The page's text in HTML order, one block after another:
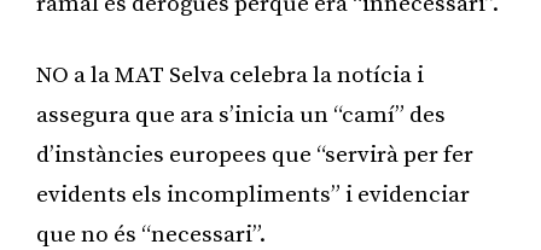
NO a la MAT Selva celebra la notícia i
assegura que ara s’inicia un “camí” des
d’instàncies europees que “servirà per fer
evidents els incompliments” i evidenciar
que no és “necessari”.